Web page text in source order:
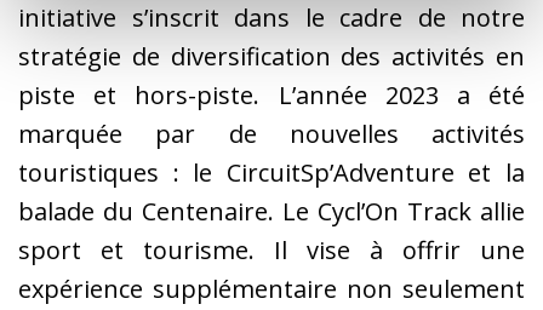
initiative s’inscrit dans le cadre de notre
stratégie de diversification des activités en
piste et hors-piste. L’année 2023 a été
marquée par de nouvelles activités
touristiques : le CircuitSp’Adventure et la
balade du Centenaire. Le Cycl’On Track allie
sport et tourisme. Il vise à offrir une
expérience supplémentaire non seulement